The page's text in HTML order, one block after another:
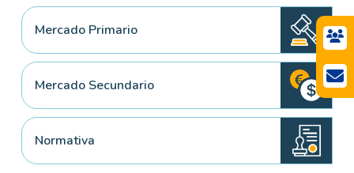
Mercado Primario
Mercado Secundario
Normativa